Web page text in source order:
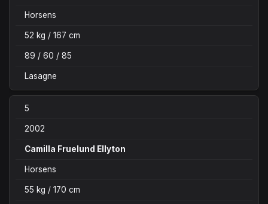
Horsens
52 kg / 167 cm
89 / 60 / 85
Lasagne
5
2002
Camilla Fruelund Ellyton
Horsens
55 kg / 170 cm